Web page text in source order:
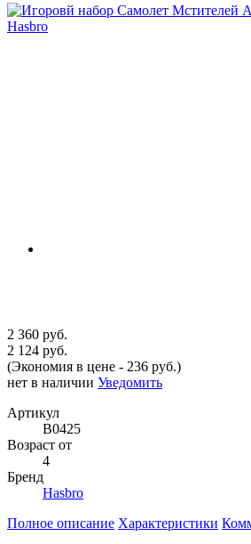
2 360 руб.
2 124 руб.
(Экономия в цене - 236 руб.)
нет в наличии Уведомить
Артикул
B0425
Возраст от
4
Бренд
Hasbro
Полное описание Характеристики